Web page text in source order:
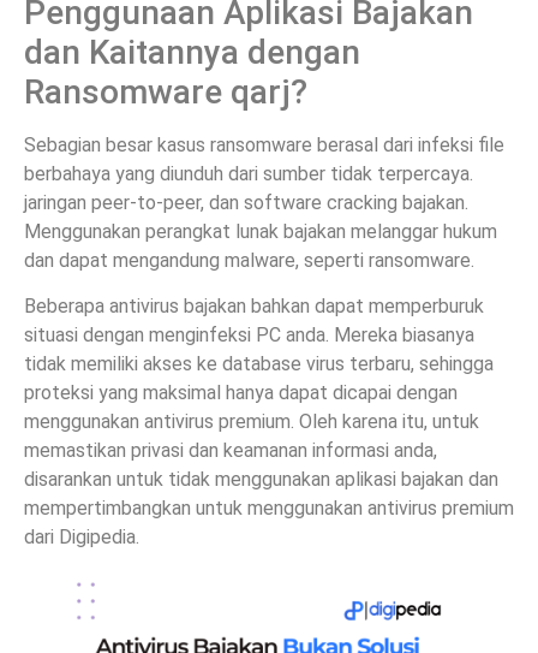
Penggunaan Aplikasi Bajakan
dan Kaitannya dengan
Ransomware qarj?
Sebagian besar kasus ransomware berasal dari infeksi file
berbahaya yang diunduh dari sumber tidak terpercaya.
jaringan peer-to-peer, dan software cracking bajakan.
Menggunakan perangkat lunak bajakan melanggar hukum
dan dapat mengandung malware, seperti ransomware.
Beberapa antivirus bajakan bahkan dapat memperburuk
situasi dengan menginfeksi PC anda. Mereka biasanya
tidak memiliki akses ke database virus terbaru, sehingga
proteksi yang maksimal hanya dapat dicapai dengan
menggunakan antivirus premium. Oleh karena itu, untuk
memastikan privasi dan keamanan informasi anda,
disarankan untuk tidak menggunakan aplikasi bajakan dan
mempertimbangkan untuk menggunakan antivirus premium
dari Digipedia.